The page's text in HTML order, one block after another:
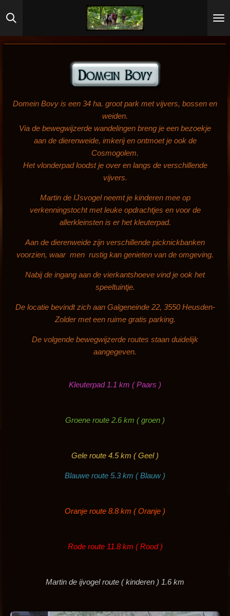
direct
naar
Domein Bovy is een 34 ha. groot park met vijvers, bossen en
weiden.
Via de bewegwijzerde wandelingen breng je een bezoekje
aan de dierenweide, imkerij en ontmoet je ook de
Cosmogolem.
Het vlonderpad loodst je over en langs de verschillende
vijvers.
Martin de IJsvogel neemt je kinderen mee op
verkenningstocht met leuke opdrachtjes en voor de
allerkleinsten is er het kleuterpad.
Aan de dierenweide zijn verschillende picknickbanken
voorzien, waar men rustig kan genieten van de omgeving.
Nabij de ingang aan de vierkantshoeve vind je ook het
speeltuintje.
De locatie bevindt zich aan Galgeneinde 22, 3550 Heusden-
Zolder met een ruime gratis parking.
De volgende bewegwijzerde routes staan duidelijk
aangegeven.
Kleuterpad 1.1 km ( Paars )
Groene route 2.6 km ( groen )
Gele route 4.5 km ( Geel )
Blauwe route 5.3 km ( Blauw )
Oranje route 8.8 km ( Oranje )
Rode route 11.8 km ( Rood )
Martin de ijvogel route ( kinderen ) 1.6 km